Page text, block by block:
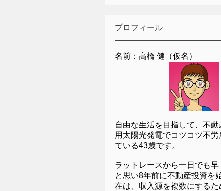
プロフィール
名前：高橋 健（仮名）
自由な生活を目指して、不動
用太陽光発電でコツコツ不労
ている43歳です。
ラットレースから一日でも早
と思い8年前に不動産投資を
在は、収入源を複数にするた